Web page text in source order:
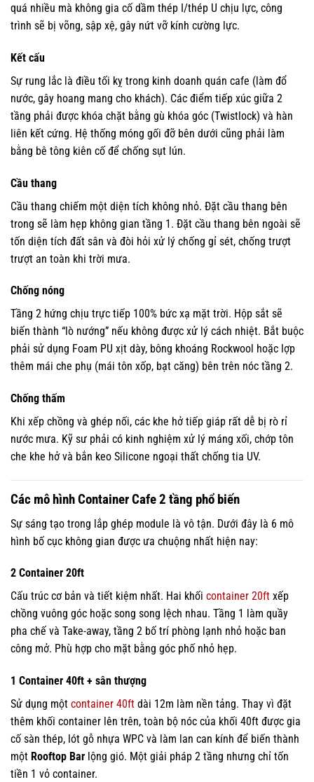
quá nhiều mà không gia cố dầm thép I/thép U chịu lực, công
trình sẽ bị võng, sập xệ, gây nứt vỡ kính cường lực.
Kết cấu
Sự rung lắc là điều tối kỵ trong kinh doanh quán cafe (làm đổ
nước, gây hoang mang cho khách). Các điểm tiếp xúc giữa 2
tầng phải được khóa chặt bằng gù khóa góc (Twistlock) và hàn
liên kết cứng. Hệ thống móng gối đỡ bên dưới cũng phải làm
bằng bê tông kiên cố để chống sụt lún.
Cầu thang
Cầu thang chiếm một diện tích không nhỏ. Đặt cầu thang bên
trong sẽ làm hẹp không gian tầng 1. Đặt cầu thang bên ngoài sẽ
tốn diện tích đất sân và đòi hỏi xử lý chống gỉ sét, chống trượt
trượt an toàn khi trời mưa.
Chống nóng
Tầng 2 hứng chịu trực tiếp 100% bức xạ mặt trời. Hộp sắt sẽ
biến thành “lò nướng” nếu không được xử lý cách nhiệt. Bắt buộc
phải sử dụng Foam PU xịt dày, bông khoáng Rockwool hoặc lợp
thêm mái che phụ (mái tôn xốp, bạt căng) bên trên nóc tầng 2.
Chống thấm
Khi xếp chồng và ghép nối, các khe hở tiếp giáp rất dễ bị rò rỉ
nước mưa. Kỹ sư phải có kinh nghiệm xử lý máng xối, chớp tôn
che khe hở và bắn keo Silicone ngoại thất chống tia UV.
Các mô hình Container Cafe 2 tầng phổ biến
Sự sáng tạo trong lắp ghép module là vô tận. Dưới đây là 6 mô
hình bố cục không gian được ưa chuộng nhất hiện nay:
2 Container 20ft
Cấu trúc cơ bản và tiết kiệm nhất. Hai khối container 20ft xếp
chồng vuông góc hoặc song song lệch nhau. Tầng 1 làm quầy
pha chế và Take-away, tầng 2 bố trí phòng lạnh nhỏ hoặc ban
công mở. Phù hợp cho mặt bằng góc phố nhỏ hẹp.
1 Container 40ft + sân thượng
Sử dụng một container 40ft dài 12m làm nền tảng. Thay vì đặt
thêm khối container lên trên, toàn bộ nóc của khối 40ft được gia
cố sàn thép, lót gỗ nhựa WPC và làm lan can kính để biến thành
một Rooftop Bar lộng gió. Một giải pháp 2 tầng nhưng chỉ tốn
tiền 1 vỏ container.